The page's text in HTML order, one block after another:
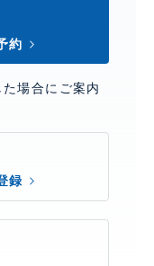
約
場合にご案内
録